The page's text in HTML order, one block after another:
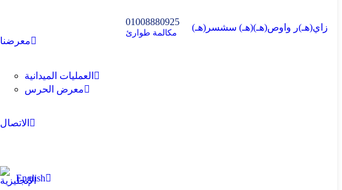
معرضنا
العمليات الميدانية
معرض الحرس
الاتصال
English
01008880925
مكالمة طوارئ
زاي(هـ)ر واوص(هـ)(هـ) سشسر (هـ)